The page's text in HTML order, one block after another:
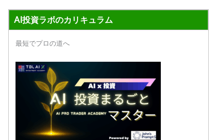
AI投資ラボのカリキュラム
最短でプロの道へ